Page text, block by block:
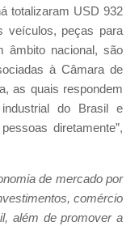
totalizaram USD 932
veículos, peças para
âmbito nacional, são
à Câmara de
as quais respondem
do Brasil e
diretamente”,
de mercado por
comércio
além de promover a